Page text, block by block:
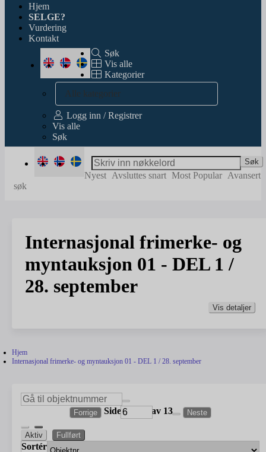
Hjem
SELGE?
Vurdering
Kontakt
Søk
Vis alle
Kategorier
Alle kategorier
Logg inn / Registrer
Vis alle
Søk
Søk
Nyest Avsluttes snart Most Popular Avansert
søk
Internasjonal frimerke- og
myntauksjon 01 - DEL 1 /
28. september
Vis detaljer
Hjem
Internasjonal frimerke- og myntauksjon 01 - DEL 1 / 28. september
Forrige Side av 13 Neste
Aktiv Fullført
Sortér